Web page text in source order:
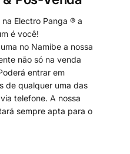
Electro Panga ® a
é você!
no Namibe a nossa
não só na venda
entrar em
de qualquer uma das
telefone. A nossa
sempre apta para o